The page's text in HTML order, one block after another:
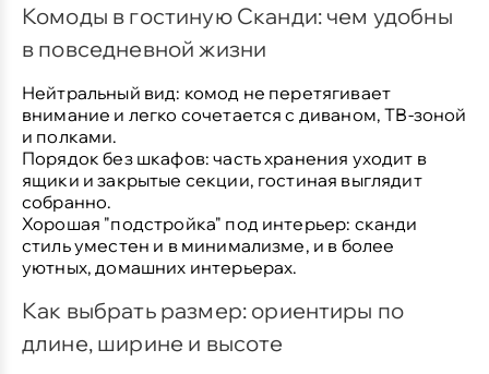
Комоды в гостиную Сканди: чем удобны
в повседневной жизни
Нейтральный вид: комод не перетягивает
внимание и легко сочетается с диваном, ТВ-зоной
и полками.
Порядок без шкафов: часть хранения уходит в
ящики и закрытые секции, гостиная выглядит
собранно.
Хорошая "подстройка" под интерьер: сканди
стиль уместен и в минимализме, и в более
уютных, домашних интерьерах.
Как выбрать размер: ориентиры по
длине, ширине и высоте